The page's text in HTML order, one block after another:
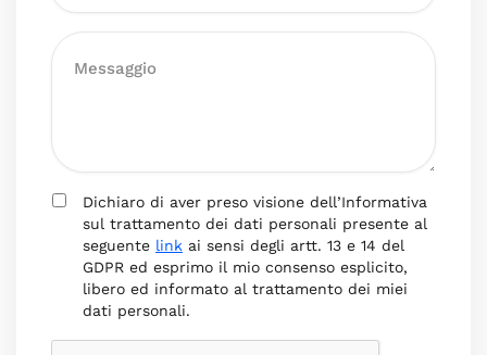
Dichiaro di aver preso visione dell’Informativa
sul trattamento dei dati personali presente al
seguente link ai sensi degli artt. 13 e 14 del
GDPR ed esprimo il mio consenso esplicito,
libero ed informato al trattamento dei miei
dati personali.